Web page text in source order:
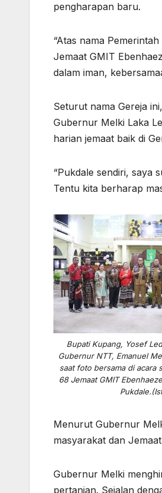
pengharapan baru.
“Atas nama
Jemaat GMIT
dalam iman,
Seturut nama Gereja
Gubernur Melki Laka
harian jemaat baik di
“Pukdale sendiri, saya
Tentu kita berharap
Bupati Kupang, Yosef
Gubernur NTT, Emanuel
saat foto bersama di acara
68 Jemaat GMIT
Menurut Gubernur
masyarakat dan
Gubernur Melki
pertanian. Sejalan